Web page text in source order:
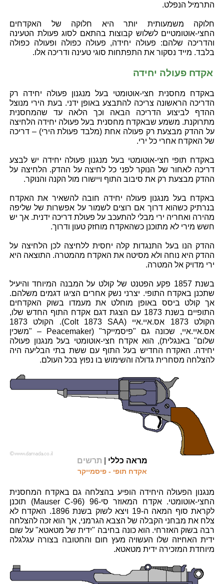
התרמיל הנפלט.
חלוקה משמעותית יותר היא חלוקה של האקדחים
החצי-אוטומטיים לשלוש קבוצות בהתאם לסוג פעולת הטעינה
והדריכה שלהם: פעולה יחידה, פעולה כפולה ופעולה כפולה
בלבד. מייד נסקור את התפתחות סוגי טעינה ודריכה אלו.
אקדח פעולה יחידה
באקדח מחסנית חצי-אוטומטי בעל מנגנון פעולה יחידה רק
הדריכה הראשונה צריכה להתבצע באופן ידני. בעת הירי מנוצל
ההדף לביצוע הדריכה הבאה וכך הלאה עד שהמחסנית
מתרוקנת. משמע שבאקדח מחסנית בעל פעולה יחידה הלחיצה
על ההדק מבצעת רק פעולה אחת (מלבד פעולת הירי) – דריכה
של האקדח אחרי כל ירי.
באקדח תופי חצי-אוטומטי בעל מנגנון פעולה יחידה יש לבצע
דריכה לאחור של הנוקר לפני כל לחיצה על ההדק. הלחיצה על
ההדק מבצעת רק את סיבוב התוף ויישורו מול הקנה והנוקר.
באקדח בעל מנגנון פעולה יחידה חובה להשאיר את האקדח
בנרתיק כשהוא דרוך אם רוצים לשמור על אפשרות של שליפה
מהירה ואחריה ירי מבלי להתעכב על פעולת דריכה ידנית. אך יש
חשש מירי לא מתוכנן כשהאקדח מוחזק טעון ודרוך.
ההדק הנו בעל התנגדות קלה יחסית ללחיצה לכן הלחיצה על
ההדק היא נוחה ולא מסיטה את האקדח מהמטרה. התוצאה היא
ירי מדויק אל המטרה.
בשנת 1857 פקע הפטנט של קולט על המבנה המיוחד והיעיל
שתכנן באקדח התופי. יצרני נשק אחרים הציגו דגמים משלהם.
אך קולט ביסס באופן מוחלט את מעמדו בשוק האקדחים
התופיים בשנת 1873 עם הצגת דגם אקדח התוף החדש שלו,
הקולט 1873 אס.איי.איי (Colt 1873 SAA). הקולט 1873
אס.איי.איי, שכונה גם "פיסמייקר" (Peacemaker – "משכין
שלום" באנגלית), הוא אקדח חצי-אוטומטי בעל מנגנון פעולה
יחידה. האקדח החדיש בעל התוף עם ששת בתי הבליעה היה
להצלחה מסחרית גדולה והשימוש בו נפוץ בכל העולם.
מראה כללי תרשים
אקדח תופי - פיסמייקר
מנגנון הפעולה היחידה הופיע בהצלחה גם באקדח המחסנית
החצי-אוטומטי. אקדח המאוזר סי-96 (Mauser C-96) תוכנן
לקראת סוף המאה ה-19 ויצא לשוק בשנת 1896. האקדח לא
צלח את מבחני הקבלה של הצבא הגרמני, אך הוא זכה להצלחה
רבה בשוק האזרחי. הוא כונה בחיבה "ידית של מטאטא" על שום
ידית האחיזה שלו העשויה מעץ חום והחטובה בצורה עגלגלה
מיוחדת המזכירה ידית מטאטא.